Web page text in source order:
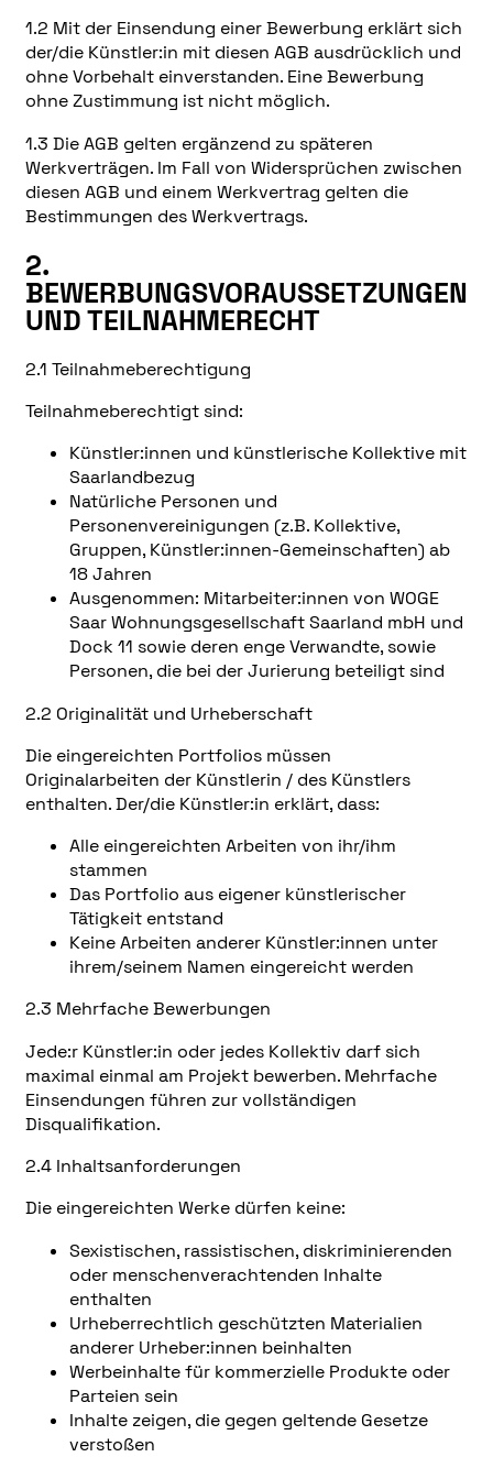
1.2 Mit der Einsendung einer Bewerbung erklärt sich
der/die Künstler:in mit diesen AGB ausdrücklich und
ohne Vorbehalt einverstanden. Eine Bewerbung
ohne Zustimmung ist nicht möglich.
1.3 Die AGB gelten ergänzend zu späteren
Werkverträgen. Im Fall von Widersprüchen zwischen
diesen AGB und einem Werkvertrag gelten die
Bestimmungen des Werkvertrags.
2.
BEWERBUNGSVORAUSSETZUNGEN
UND TEILNAHMERECHT
2.1 Teilnahmeberechtigung
Teilnahmeberechtigt sind:
Künstler:innen und künstlerische Kollektive mit
Saarlandbezug
Natürliche Personen und
Personenvereinigungen (z.B. Kollektive,
Gruppen, Künstler:innen-Gemeinschaften) ab
18 Jahren
Ausgenommen: Mitarbeiter:innen von WOGE
Saar Wohnungsgesellschaft Saarland mbH und
Dock 11 sowie deren enge Verwandte, sowie
Personen, die bei der Jurierung beteiligt sind
2.2 Originalität und Urheberschaft
Die eingereichten Portfolios müssen
Originalarbeiten der Künstlerin / des Künstlers
enthalten. Der/die Künstler:in erklärt, dass:
Alle eingereichten Arbeiten von ihr/ihm
stammen
Das Portfolio aus eigener künstlerischer
Tätigkeit entstand
Keine Arbeiten anderer Künstler:innen unter
ihrem/seinem Namen eingereicht werden
2.3 Mehrfache Bewerbungen
Jede:r Künstler:in oder jedes Kollektiv darf sich
maximal einmal am Projekt bewerben. Mehrfache
Einsendungen führen zur vollständigen
Disqualifikation.
2.4 Inhaltsanforderungen
Die eingereichten Werke dürfen keine:
Sexistischen, rassistischen, diskriminierenden
oder menschenverachtenden Inhalte
enthalten
Urheberrechtlich geschützten Materialien
anderer Urheber:innen beinhalten
Werbeinhalte für kommerzielle Produkte oder
Parteien sein
Inhalte zeigen, die gegen geltende Gesetze
verstoßen